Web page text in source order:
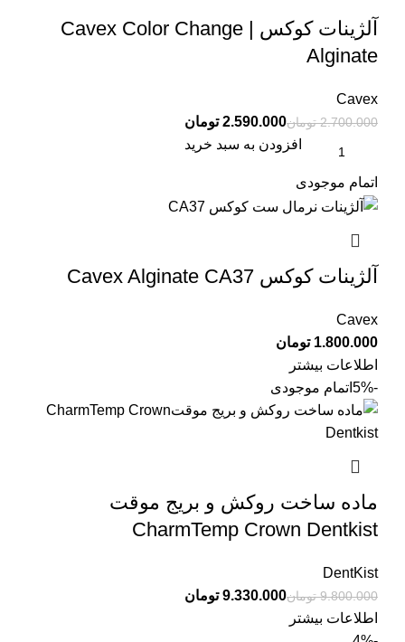
آلژینات کوکس | Cavex Color Change
Alginate
Cavex
2.700.000 تومان2.590.000 تومان
افزودن به سبد خرید
اتمام موجودی
آلژینات کوکس Cavex Alginate CA37
Cavex
تومان
اطلاعات بیشتر
-5%
اتمام موجودی
ماده ساخت روکش و بریج موقت
CharmTemp Crown Dentkist
DentKist
9.800.000 تومان9.330.000 تومان
اطلاعات بیشتر